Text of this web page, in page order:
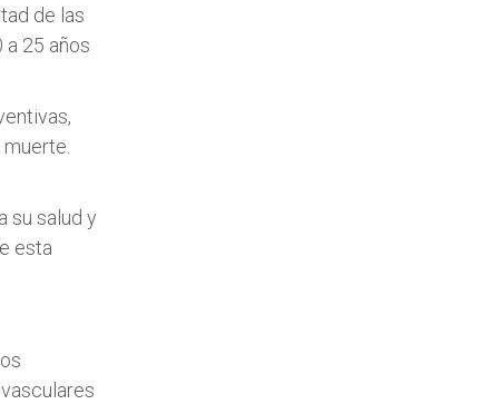
de las
25 años
su salud y
esta